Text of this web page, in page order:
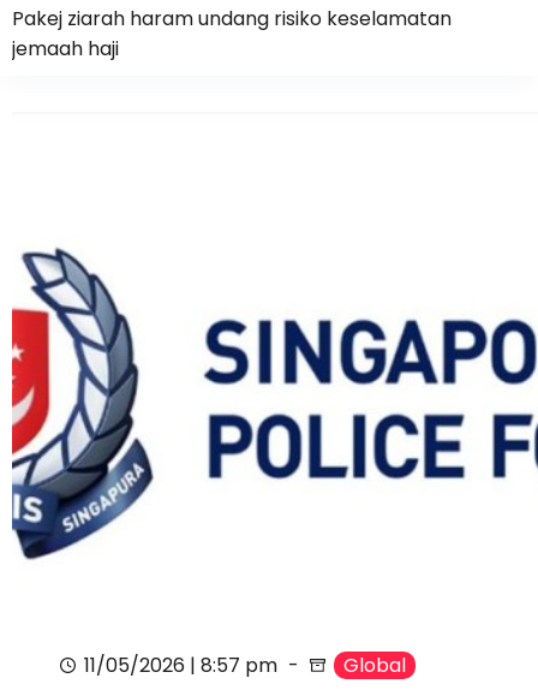
Pakej ziarah haram undang risiko keselamatan
jemaah haji
11/05/2026 | 8:57 pm Global